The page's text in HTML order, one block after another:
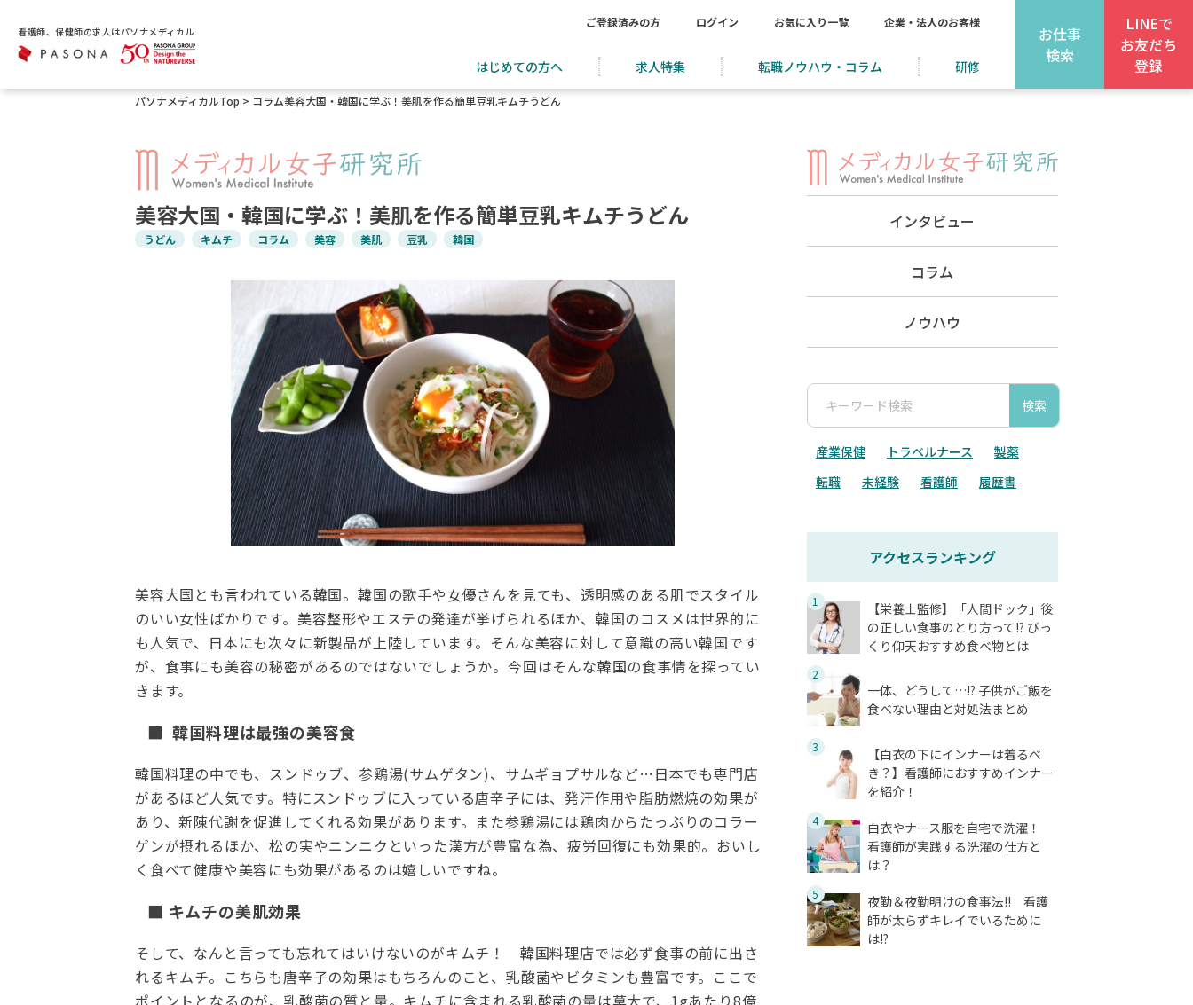
看護師、保健師の求人はパソナメディカル
ご登録済みの方 ログイン お気に入り一覧 企業・法人のお客様
はじめての方へ 求人特集 転職ノウハウ・コラム 研修
お仕事
検索
LINEで
お友だち
登録
パソナメディカルTop > コラム美容大国・韓国に学ぶ！美肌を作る簡単豆乳キムチうどん
美容大国・韓国に学ぶ！美肌を作る簡単豆乳キムチうどん
うどん キムチ コラム 美容 美肌 豆乳 韓国
美容大国とも言われている韓国。韓国の歌手や女優さんを見ても、透明感のある肌でスタイル
のいい女性ばかりです。美容整形やエステの発達が挙げられるほか、韓国のコスメは世界的に
も人気で、日本にも次々に新製品が上陸しています。そんな美容に対して意識の高い韓国です
が、食事にも美容の秘密があるのではないでしょうか。今回はそんな韓国の食事情を探ってい
きます。
■ 韓国料理は最強の美容食
韓国料理の中でも、スンドゥブ、参鶏湯(サムゲタン)、サムギョプサルなど…日本でも専門店
があるほど人気です。特にスンドゥブに入っている唐辛子には、発汗作用や脂肪燃焼の効果が
あり、新陳代謝を促進してくれる効果があります。また参鶏湯には鶏肉からたっぷりのコラー
ゲンが摂れるほか、松の実やニンニクといった漢方が豊富な為、疲労回復にも効果的。おいし
く食べて健康や美容にも効果があるのは嬉しいですね。
■ キムチの美肌効果
そして、なんと言っても忘れてはいけないのがキムチ！ 韓国料理店では必ず食事の前に出さ
れるキムチ。こちらも唐辛子の効果はもちろんのこと、乳酸菌やビタミンも豊富です。ここで
ポイントとなるのが、乳酸菌の質と量。キムチに含まれる乳酸菌の量は莫大で、1gあたり8億
インタビュー
コラム
ノウハウ
検索
産業保健 トラベルナース
製薬
転職
未経験 看護師 履歴書
アクセスランキング
1
【栄養士監修】「人間ドック」後
の正しい食事のとり方って!? びっ
くり仰天おすすめ食べ物とは
2
一体、どうして…!? 子供がご飯を
食べない理由と対処法まとめ
3
【白衣の下にインナーは着るべ
き？】看護師におすすめインナー
を紹介！
4
白衣やナース服を自宅で洗濯！
看護師が実践する洗濯の仕方と
は？
5
夜勤＆夜勤明けの食事法!! 看護
師が太らずキレイでいるために
は!?